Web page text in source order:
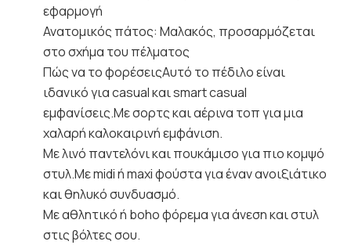
εφαρμογή
Ανατομικός πάτος: Μαλακός, προσαρμόζεται
στο σχήμα του πέλματος
Πώς να το φορέσειςΑυτό το πέδιλο είναι
ιδανικό για casual και smart casual
εμφανίσεις.Με σορτς και αέρινα τοπ για μια
χαλαρή καλοκαιρινή εμφάνιση.
Με λινό παντελόνι και πουκάμισο για πιο κομψό
στυλ.Με midi ή maxi φούστα για έναν ανοιξιάτικο
και θηλυκό συνδυασμό.
Με αθλητικό ή boho φόρεμα για άνεση και στυλ
στις βόλτες σου.